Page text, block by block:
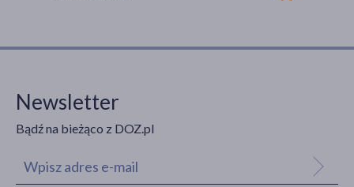
Newsletter
Bądź na bieżąco z DOZ.pl